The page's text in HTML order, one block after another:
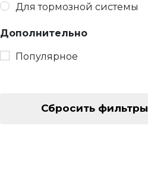
Для тормозной системы
Дополнительно
Популярное
Сбросить фильтры